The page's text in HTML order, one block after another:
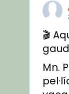
🎬
Mn.